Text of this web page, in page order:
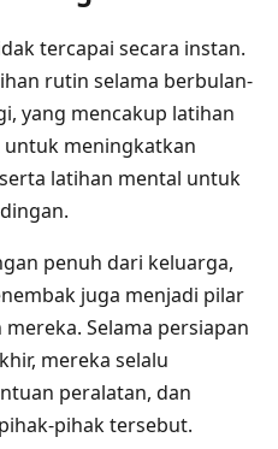
tercapai secara instan.
rutin selama berbulan-
yang mencakup latihan
meningkatkan
latihan mental untuk
penuh dari keluarga,
juga menjadi pilar
Selama persiapan
mereka selalu
peralatan, dan
pihak tersebut.